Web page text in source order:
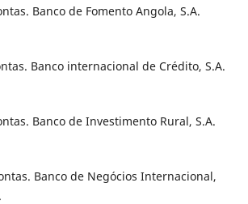
Banco de Fomento Angola, S.A.
Banco internacional de Crédito, S.A.
Banco de Investimento Rural, S.A.
Banco de Negócios Internacional,